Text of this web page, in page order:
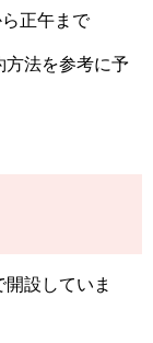
正午まで
法を参考に予
設していま